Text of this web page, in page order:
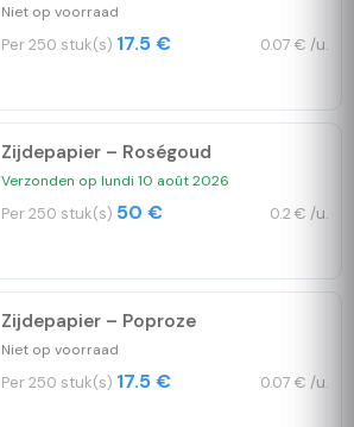
Niet op voorraad
Per 250 stuk(s) 17.5 € 0.07 € /u.
Zijdepapier – Roségoud
Verzonden op lundi 10 août 2026
Per 250 stuk(s) 50 € 0.2 € /u.
Zijdepapier – Poproze
Niet op voorraad
Per 250 stuk(s) 17.5 € 0.07 € /u.